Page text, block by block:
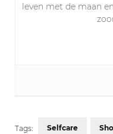
leven met de maan
Tags: Selfcare